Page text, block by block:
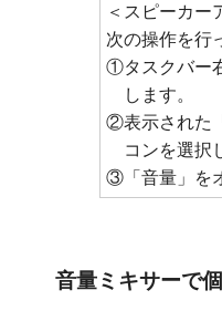
＜スピーカー
次の操作を行
①タスクバー
します。
②表示された
コンを選択
③「音量」を
音量ミキサーで